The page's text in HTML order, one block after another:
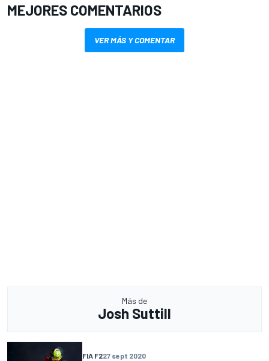
MEJORES COMENTARIOS
VER MÁS Y COMENTAR
Más de
Josh Suttill
FIA F227 sept 2020